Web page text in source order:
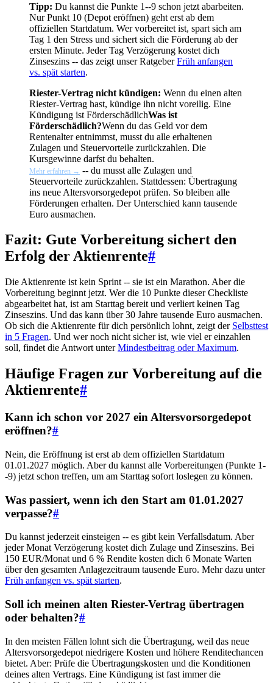
Tipp: Du kannst die Punkte 1--9 schon jetzt abarbeiten.
Nur Punkt 10 (Depot eröffnen) geht erst ab dem
offiziellen Startdatum. Wer vorbereitet ist, spart sich am
Tag 1 den Stress und sichert sich die Förderung ab der
ersten Minute. Jeder Tag Verzögerung kostet dich
Zinseszins -- das zeigt unser RatgeberFrüh anfangen
vs. spät starten.
Riester-Vertrag nicht kündigen: Wenn du einen alten
Riester-Vertrag hast, kündige ihn nicht voreilig. Eine
Kündigung ist FörderschädlichWas ist
Förderschädlich?Wenn du das Geld vor dem
Rentenalter entnimmst, musst du alle erhaltenen
Zulagen und Steuervorteile zurückzahlen. Die
Kursgewinne darfst du behalten.
Mehr erfahren → -- du musst alle Zulagen und
Steuervorteile zurückzahlen. Stattdessen: Übertragung
ins neue Altersvorsorgedepot prüfen. So bleiben alle
Förderungen erhalten. Der Unterschied kann tausende
Euro ausmachen.
Fazit: Gute Vorbereitung sichert den
Erfolg der Aktienrente#
Die Aktienrente ist kein Sprint -- sie ist ein Marathon. Aber die
Vorbereitung beginnt jetzt. Wer die 10 Punkte dieser Checkliste
abgearbeitet hat, ist am Starttag bereit und verliert keinen Tag
Zinseszins. Und das kann über 30 Jahre tausende Euro ausmachen.
Ob sich die Aktienrente für dich persönlich lohnt, zeigt der Selbsttest
in 5 Fragen. Und wer noch nicht sicher ist, wie viel er einzahlen
soll, findet die Antwort unterMindestbeitrag oder Maximum.
Häufige Fragen zur Vorbereitung auf die
Aktienrente#
Kann ich schon vor 2027 ein Altersvorsorgedepot
eröffnen?#
Nein, die Eröffnung ist erst ab dem offiziellen Startdatum
01.01.2027 möglich. Aber du kannst alle Vorbereitungen (Punkte 1-
-9) jetzt schon treffen, um am Starttag sofort loslegen zu können.
Was passiert, wenn ich den Start am 01.01.2027
verpasse?#
Du kannst jederzeit einsteigen -- es gibt kein Verfallsdatum. Aber
jeder Monat Verzögerung kostet dich Zulage und Zinseszins. Bei
150 EUR/Monat und 6 % Rendite kosten dich 6 Monate Warten
über den gesamten Anlagezeitraum tausende Euro. Mehr dazu unter
Früh anfangen vs. spät starten.
Soll ich meinen alten Riester-Vertrag übertragen
oder behalten?#
In den meisten Fällen lohnt sich die Übertragung, weil das neue
Altersvorsorgedepot niedrigere Kosten und höhere Renditechancen
bietet. Aber: Prüfe die Übertragungskosten und die Konditionen
deines alten Vertrags. Eine Kündigung ist fast immer die